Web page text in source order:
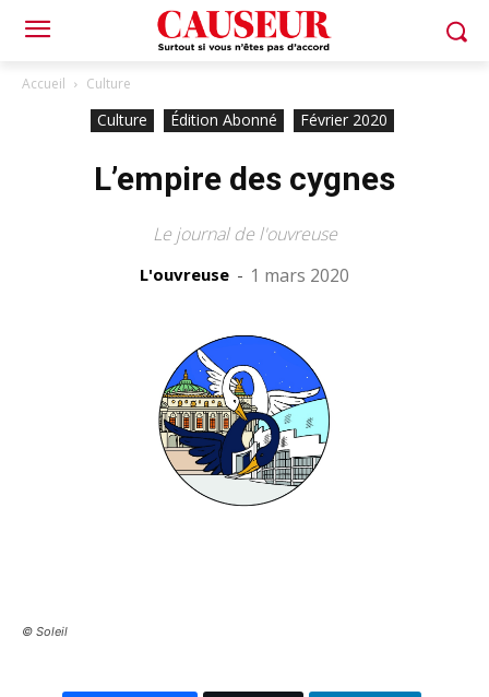
Accueil Culture
Culture Édition Abonné Février 2020
L’empire des cygnes
Le journal de l'ouvreuse
L'ouvreuse - 1 mars 2020
© Soleil